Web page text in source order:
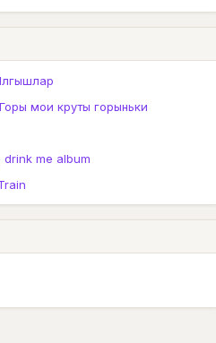
Горы мои круты горыньки
drink me album